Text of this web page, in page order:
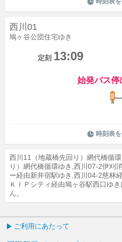
西川01
鳩ヶ谷公団住宅ゆき
定刻 13:09
始発バス停
時刻表
西川11（地蔵橋先回り）網代橋循
り）網代橋循環ゆき,西川07-2伊刈
ー経由新井宿駅ゆき,西川04-2慈林
ＫＩＰシティ経由鳩ヶ谷駅西口ゆ
ん。
ご利用にあたって